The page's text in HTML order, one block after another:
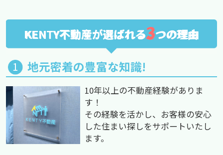
KENTY不動産が選ばれる3つの理由
地元密着の豊富な知識!
10年以上の不動産経験がありま
す！
その経験を活かし、お客様の安心
した住まい探しをサポートいたし
ます。